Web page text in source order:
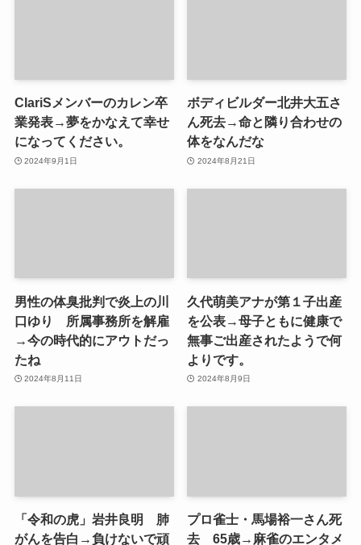
ClariSメンバーのカレン卒
業発表→夢をかなえて幸せ
になってください。
2024年9月1日
ボディビルダー北井大五さ
ん死去→命と隣り合わせの
体をなんだな
2024年8月21日
男性の体臭批判で炎上の川
口ゆり 所属事務所を解雇
→今の時代的にアウトだっ
たね
2024年8月11日
久代萌美アナが第１子出産
を公表→母子ともに健康で
無事ご出産されたようで何
よりです。
2024年8月9日
「令和の虎」岩井良明 肺
がんを告白→負けないで頑
プロ雀士・馬場裕一さん死
去 65歳→麻雀のエンタメ